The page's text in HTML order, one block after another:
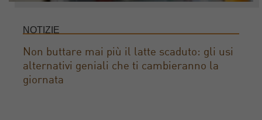
NOTIZIE
Non buttare mai più il latte scaduto: gli usi
alternativi geniali che ti cambieranno la
giornata